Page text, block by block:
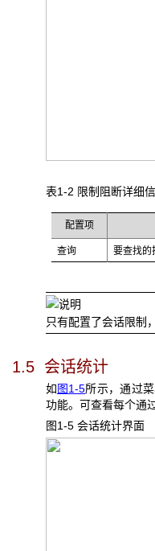
表1-2 限制阻断详细
配置项
查询 要查找的
只有配置了会话限制
1.5 会话统计
如图1-5所示，通过
功能。可查看每个通
图1-5 会话统计界面